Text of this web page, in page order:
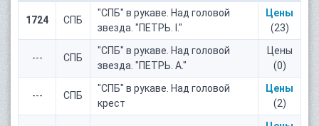
1724 СПБ
"СПБ" в рукаве. Над головой
звезда. "ПЕТРЬ. I."
Цены
(23)
--- СПБ
"СПБ" в рукаве. Над головой
звезда. "ПЕТРЬ. A."
Цены
(0)
--- СПБ
"СПБ" в рукаве. Над головой
крест
Цены
(2)